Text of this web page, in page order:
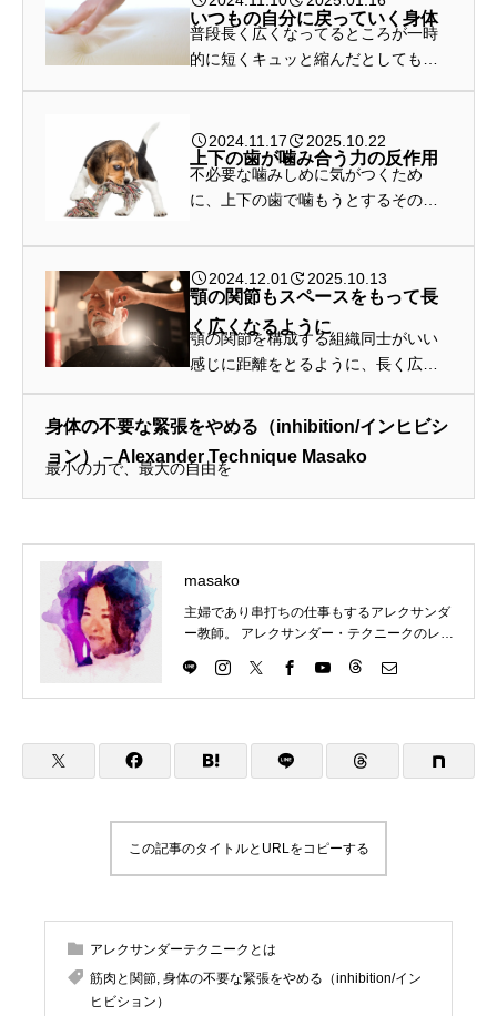
いつもの自分に戻っていく身体
普段長く広くなってるところが一時
的に短くキュッと縮んだとしても時
れでも、一時的に短く縮む原因にな
っていたものは除き、自分を長く広
く良...
2024.11.17 2025.10.22
上下の歯が噛み合う力の反作用
不必要な噛みしめに気がつくため
に、上下の歯で噛もうとするその力
えてみます。これが頭蓋のupを生じ
させます。
2024.12.01 2025.10.13
顎の関節もスペースをもって長
く広くなるように
顎の関節を構成する組織同士がいい
感じに距離をとるように、長く広く
なるように考え、その結果上の歯と
下の歯は自然に離れていくようにし
ます
身体の不要な緊張をやめる（inhibition/インヒビシ
ョン） – Alexander Technique Masako
最小の力で、最大の自由を
masako
主婦であり串打ちの仕事もするアレクサンダ
ー教師。 アレクサンダー・テクニークのレッ
く、伝えていきます。 アレクサンダー・テク
ニークの理解につながるものはなんでもチャ
ム（基礎）、をやっていますが、やりたいこ
とが増えてきてます。合唱は高校のときから
最近です。これはハーモニカに似ています
が、吹き方によって音が下がってしまうの
ーク教師協会)認定教師の資格を取得 神奈川
県立生田高等学校卒業 東京理科大学理学部応
この記事のタイトルとURLをコピーする
アレクサンダーテクニークとは
筋肉と関節, 身体の不要な緊張をやめる（inhibition/イン
ヒビション）